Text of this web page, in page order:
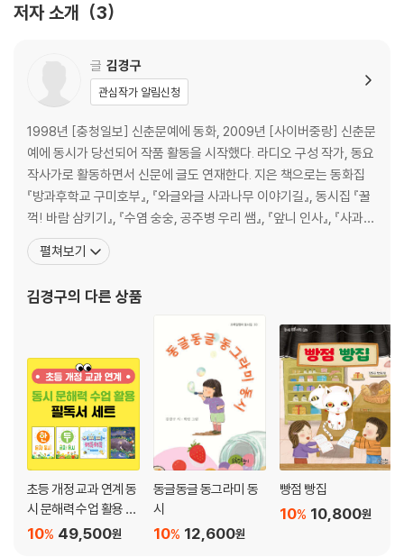
황금빛 친절 ｜ 황쏘가리
스타 탄생 ｜ 등뿔왕거미
통일의 꽃종 ｜ 금강초롱꽃
가족을 만들어 준 꽃 ｜ 참닻꽃
주머니 지키기 ｜ 사향노루
최고의 사냥꾼 ｜ 검독수리
쓰레기 바위 ｜ 점박이물범
맞고 싶은 방망이 ｜ 산솜방망이
움직이는 솜사탕 ｜ 백로
같은 것 맞아? ｜ 삵
꽃파도 ｜ 분홍바늘꽃
소문내기 ｜ 수원청개구리
무늬만 표범 ｜ 왕은점표범나비
꽃꽃꽃 맴맴맴 ｜ 매미꽃
구슬이 필요하면 연락해 ｜ 구슬사초
매달리기 대결 ｜ 붉은박쥐
고향이 좋아 ｜ 흰수마자
부부부, 데이트 신청하기 ｜ 쇠부엉이
할머니의 마음 ｜ 할미밀망
소식 배달부 ｜ 수달
빛나는 금메달 ｜ 금개구리
투잡 ｜ 노랑부리백로
저자 소개 3
글 김경구
관심작가 알림신청
1998년 [충청일보] 신춘문예에 동화, 2009년 [사이버중랑] 신춘문
예에 동시가 당선되어 작품 활동을 시작했다. 라디오 구성 작가, 동요
작사가로 활동하면서 신문에 글도 연재한다. 지은 책으로는 동화집
『방과후학교 구미호부』, 『와글와글 사과나무 이야기길』, 동시집 『꿀
꺽! 바람 삼키기』, 『수염 숭숭, 공주병 우리 쌤』, 『앞니 인사』, 『사과껍
질처럼 길게 길게』, 청소년 시집 『옆에 있어 줘서 고마워』, 『풋풋한 우
리들의 시간들』, 시집 『우리 서로 헤어진 지금이 오히려 사랑일 거
이름 하나』, 『슬
펼쳐보기
김경구의 다른 상품
초등 개정 교과 연계 동
시 문해력 수업 활용 필
독서 세트49,500원
10%
동글동글 동그라미 동
시
12,600원
10%
빵점 빵집
10,800원
10%